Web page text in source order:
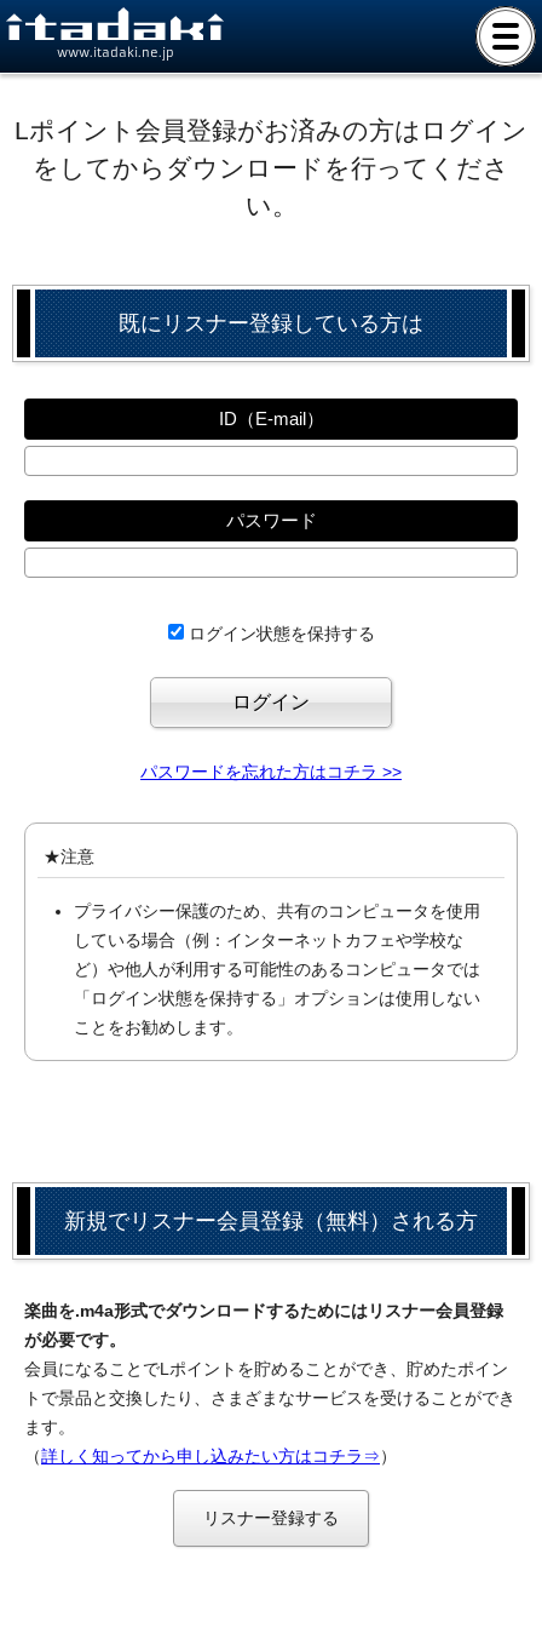
www.itadaki.ne.jp
Lポイント会員登録がお済みの方はログイン
をしてからダウンロードを行ってくださ
い。
既にリスナー登録している方は
ID（E-mail）
パスワード
ログイン状態を保持する
パスワードを忘れた方はコチラ >>
★注意
プライバシー保護のため、共有のコンピュータを使用
している場合（例：インターネットカフェや学校な
ど）や他人が利用する可能性のあるコンピュータでは
「ログイン状態を保持する」オプションは使用しない
ことをお勧めします。
新規でリスナー会員登録（無料）される方
楽曲を.m4a形式でダウンロードするためにはリスナー会員登録
が必要です。
会員になることでLポイントを貯めることができ、貯めたポイン
トで景品と交換したり、さまざまなサービスを受けることができ
ます。
（詳しく知ってから申し込みたい方はコチラ⇒）
リスナー登録する